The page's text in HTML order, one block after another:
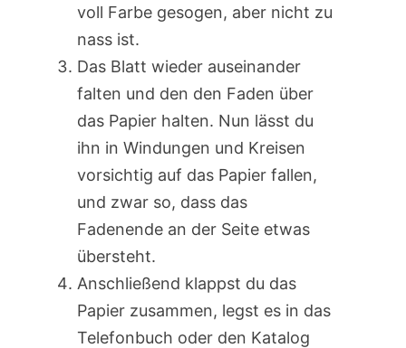
voll Farbe gesogen, aber nicht zu
nass ist.
Das Blatt wieder auseinander
falten und den den Faden über
das Papier halten. Nun lässt du
ihn in Windungen und Kreisen
vorsichtig auf das Papier fallen,
und zwar so, dass das
Fadenende an der Seite etwas
übersteht.
Anschließend klappst du das
Papier zusammen, legst es in das
Telefonbuch oder den Katalog